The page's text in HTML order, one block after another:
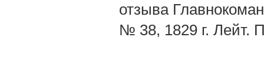
отзыва
№ 38, 1829 г. Лейт.